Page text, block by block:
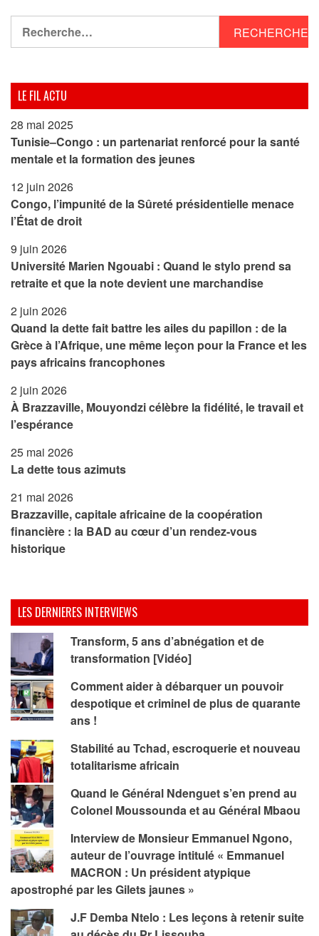
LE FIL ACTU
28 mai 2025
Tunisie–Congo : un partenariat renforcé pour la santé
mentale et la formation des jeunes
12 juin 2026
Congo, l’impunité de la Sûreté présidentielle menace
l’État de droit
9 juin 2026
Université Marien Ngouabi : Quand le stylo prend sa
retraite et que la note devient une marchandise
2 juin 2026
Quand la dette fait battre les ailes du papillon : de la
Grèce à l’Afrique, une même leçon pour la France et les
pays africains francophones
2 juin 2026
À Brazzaville, Mouyondzi célèbre la fidélité, le travail et
l’espérance
25 mai 2026
La dette tous azimuts
21 mai 2026
Brazzaville, capitale africaine de la coopération
financière : la BAD au cœur d’un rendez-vous
historique
LES DERNIERES INTERVIEWS
Transform, 5 ans d’abnégation et de
transformation [Vidéo]
Comment aider à débarquer un pouvoir
despotique et criminel de plus de quarante
ans !
Stabilité au Tchad, escroquerie et nouveau
totalitarisme africain
Quand le Général Ndenguet s’en prend au
Colonel Moussounda et au Général Mbaou
Interview de Monsieur Emmanuel Ngono,
auteur de l’ouvrage intitulé « Emmanuel
MACRON : Un président atypique
apostrophé par les Gilets jaunes »
J.F Demba Ntelo : Les leçons à retenir suite